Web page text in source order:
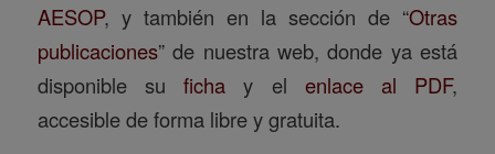
AESOP, y también en la sección de “Otras
publicaciones” de nuestra web, donde ya está
disponible sufichay el enlace al PDF,
accesible de forma libre y gratuita.